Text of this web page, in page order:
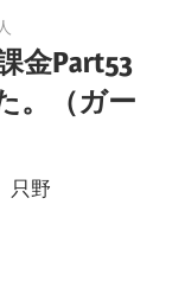
金Part53
。（ガー
只野